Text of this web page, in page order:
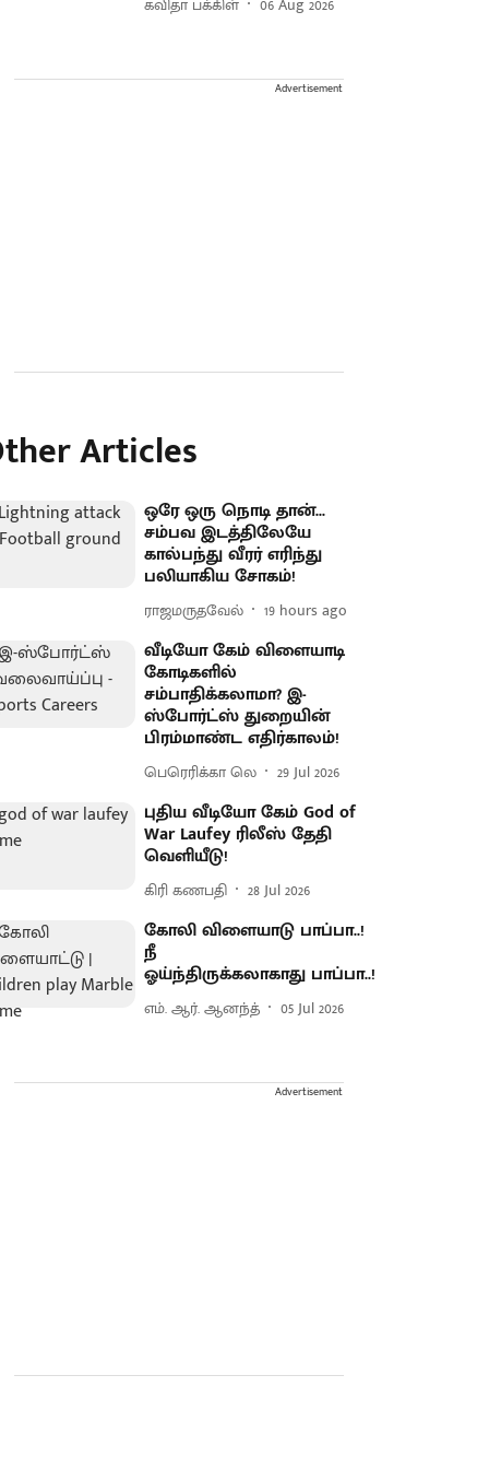
Advertisement
Articles
ஒரே ஒரு நொடி தான்...
சம்பவ இடத்திலேயே
கால்பந்து வீரர் எரிந்து
பலியாகிய சோகம்!
ராஜமருதவேல் 19 hours ago
வீடியோ கேம் விளையாடி
கோடிகளில்
சம்பாதிக்கலாமா? இ-
ஸ்போர்ட்ஸ் துறையின்
பிரம்மாண்ட எதிர்காலம்!
பெரெரிக்கா லெ 29 Jul 2026
புதிய வீடியோ கேம் God of
War Laufey ரிலீஸ் தேதி
வெளியீடு!
கிரி கணபதி 28 Jul 2026
கோலி விளையாடு பாப்பா..!
நீ
ஓய்ந்திருக்கலாகாது பாப்பா..!
எம். ஆர். ஆனந்த் 05 Jul 2026
Advertisement